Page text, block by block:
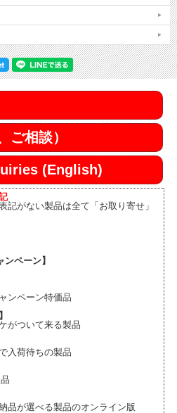
ご相談）
(English)
記がない製品は全て「お取り寄せ」
ペーン】
ンペーン特価品
がついて来る製品
入荷待ちの製品
品が選べる製品のオンライン版